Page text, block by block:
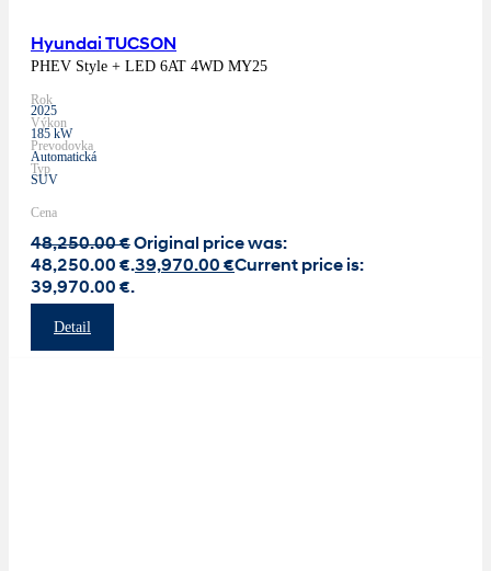
Hyundai TUCSON
PHEV Style + LED 6AT 4WD MY25
Rok
2025
Výkon
185 kW
Prevodovka
Automatická
Typ
SUV
Cena
48,250.00€Original price was:
48,250.00 €.39,970.00 €Current price is:
39,970.00 €.
Detail